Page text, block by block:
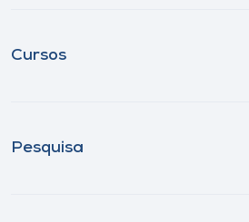
Cursos
Pesquisa